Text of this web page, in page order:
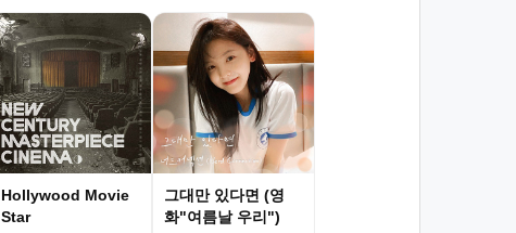
Hollywood Movie
Star
그대만 있다면 (영
화"여름날 우리")